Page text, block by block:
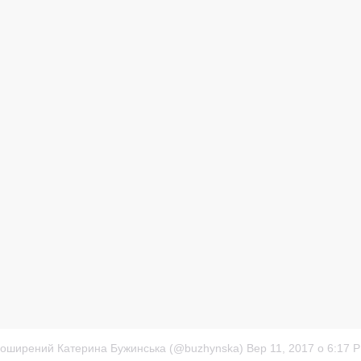
Катерина Бужинська (@buzhynska) Вер 11, 2017 о 6:17